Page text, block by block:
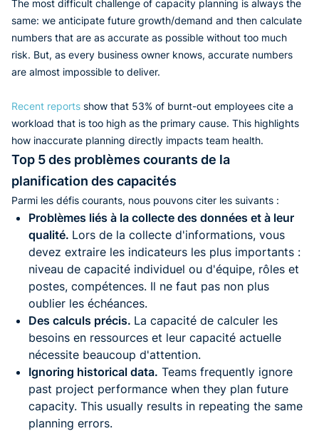
The most difficult challenge of capacity planning is always the
same: we anticipate future growth/demand and then calculate
numbers that are as accurate as possible without too much
risk. But, as every business owner knows, accurate numbers
are almost impossible to deliver.
Recent reports show that 53% of burnt-out employees cite a
workload that is too high as the primary cause. This highlights
how inaccurate planning directly impacts team health.
Top 5 des problèmes courants de la
planification des capacités
Parmi les défis courants, nous pouvons citer les suivants :
Problèmes liés à la collecte des données et à leur
qualité. Lors de la collecte d'informations, vous
devez extraire les indicateurs les plus importants :
niveau de capacité individuel ou d'équipe, rôles et
postes, compétences. Il ne faut pas non plus
oublier les échéances.
Des calculs précis. La capacité de calculer les
besoins en ressources et leur capacité actuelle
nécessite beaucoup d'attention.
Ignoring historical data. Teams frequently ignore
past project performance when they plan future
capacity. This usually results in repeating the same
planning errors.